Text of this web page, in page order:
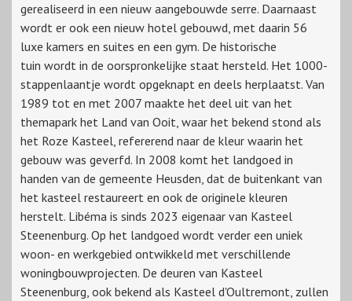
gerealiseerd in een nieuw aangebouwde serre. Daarnaast
wordt er ook een nieuw hotel gebouwd, met daarin 56
luxe kamers en suites en een gym. De historische
tuin wordt in de oorspronkelijke staat hersteld. Het 1000-
stappenlaantje wordt opgeknapt en deels herplaatst. Van
1989 tot en met 2007 maakte het deel uit van het
themapark het Land van Ooit, waar het bekend stond als
het Roze Kasteel, refererend naar de kleur waarin het
gebouw was geverfd. In 2008 komt het landgoed in
handen van de gemeente Heusden, dat de buitenkant van
het kasteel restaureert en ook de originele kleuren
herstelt. Libéma is sinds 2023 eigenaar van Kasteel
Steenenburg. Op het landgoed wordt verder een uniek
woon- en werkgebied ontwikkeld met verschillende
woningbouwprojecten. De deuren van Kasteel
Steenenburg, ook bekend als Kasteel d'Oultremont, zullen